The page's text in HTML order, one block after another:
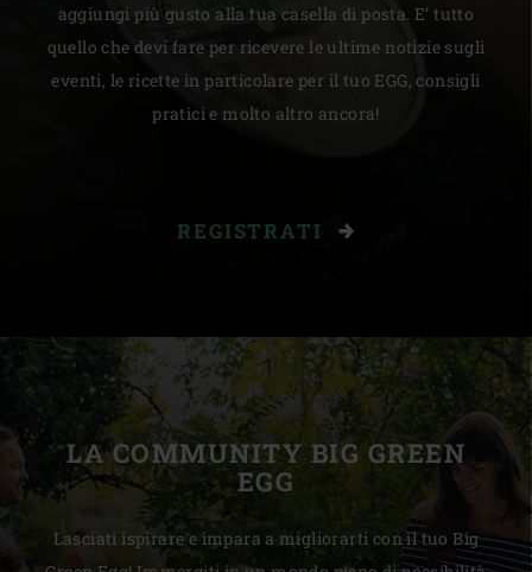
aggiungi più gusto alla tua casella di posta. E’ tutto
quello che devi fare per ricevere le ultime notizie sugli
eventi, le ricette in particolare per il tuo EGG, consigli
pratici e molto altro ancora!
REGISTRATI
LA COMMUNITY BIG GREEN
EGG
Lasciati ispirare e impara a migliorarti con il tuo Big